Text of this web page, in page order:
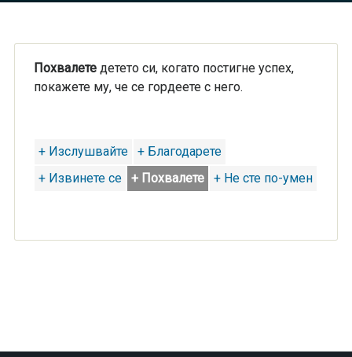
Похвалетедетето си, когато постигне успех,
покажете му, че се гордеете с него.
+ Изслушвайте
+ Благодарете
+ Извинете се
+ Похвалете + Не сте по-умен